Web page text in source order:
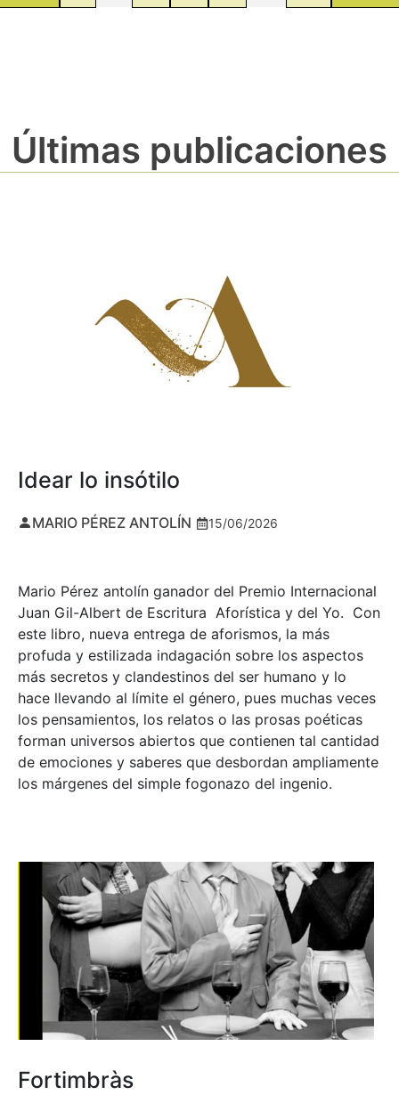
Últimas publicaciones
Idear lo insótilo
MARIO PÉREZ ANTOLÍN 15/06/2026
Mario Pérez antolín ganador del Premio Internacional
Juan Gil-Albert de Escritura Aforística y del Yo. Con
este libro, nueva entrega de aforismos, la más
profuda y estilizada indagación sobre los aspectos
más secretos y clandestinos del ser humano y lo
hace llevando al límite el género, pues muchas veces
los pensamientos, los relatos o las prosas poéticas
forman universos abiertos que contienen tal cantidad
de emociones y saberes que desbordan ampliamente
los márgenes del simple fogonazo del ingenio.
Fortimbràs